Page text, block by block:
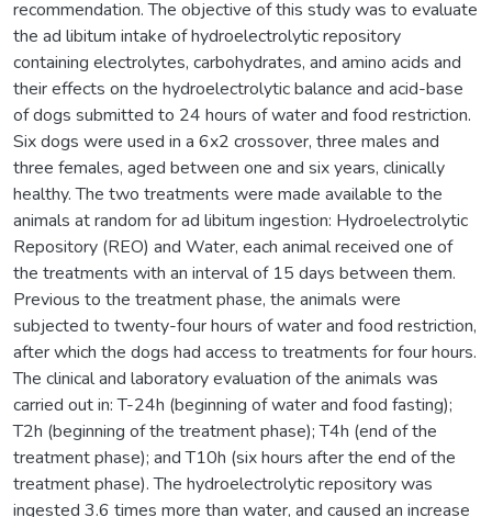
recommendation. The objective of this study was to evaluate
the ad libitum intake of hydroelectrolytic repository
containing electrolytes, carbohydrates, and amino acids and
their effects on the hydroelectrolytic balance and acid-base
of dogs submitted to 24 hours of water and food restriction.
Six dogs were used in a 6x2 crossover, three males and
three females, aged between one and six years, clinically
healthy. The two treatments were made available to the
animals at random for ad libitum ingestion: Hydroelectrolytic
Repository (REO) and Water, each animal received one of
the treatments with an interval of 15 days between them.
Previous to the treatment phase, the animals were
subjected to twenty-four hours of water and food restriction,
after which the dogs had access to treatments for four hours.
The clinical and laboratory evaluation of the animals was
carried out in: T-24h (beginning of water and food fasting);
T2h (beginning of the treatment phase); T4h (end of the
treatment phase); and T10h (six hours after the end of the
treatment phase). The hydroelectrolytic repository was
ingested 3.6 times more than water, and caused an increase